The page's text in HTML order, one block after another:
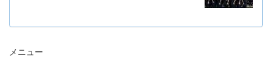
は、ソロやアンサンブルのコンテストに向け
願いいたします。 &nbsp; &nbsp; &nbsp;
メニュー